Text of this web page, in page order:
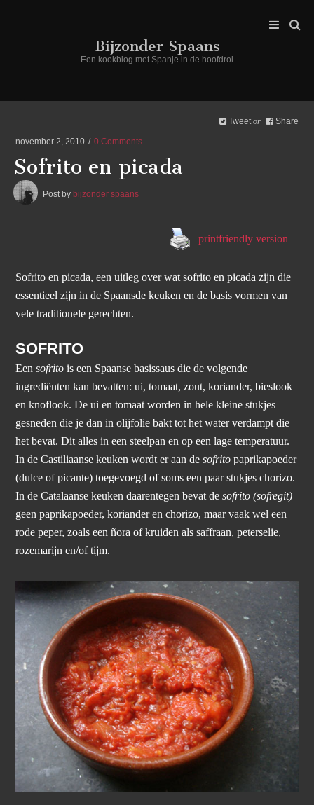
Bijzonder Spaans
Een kookblog met Spanje in de hoofdrol
Tweet or Share
november 2, 2010 0 Comments
Sofrito en picada
Post by bijzonder spaans
printfriendly version
Sofrito en picada, een uitleg over wat sofrito en picada zijn die
essentieel zijn in de Spaansde keuken en de basis vormen van
vele traditionele gerechten.
SOFRITO
Eensofrito is een Spaanse basissaus die de volgende
ingrediënten kan bevatten: ui, tomaat, zout, koriander, bieslook
en knoflook. De ui en tomaat worden in hele kleine stukjes
gesneden die je dan in olijfolie bakt tot het water verdampt die
het bevat. Dit alles in een steelpan en op een lage temperatuur.
In de Castiliaanse keuken wordt er aan desofrito paprikapoeder
(dulce of picante) toegevoegd of soms een paar stukjes chorizo.
In de Catalaanse keuken daarentegen bevat de sofrito (sofregit)
geen paprikapoeder, koriander en chorizo, maar vaak wel een
rode peper, zoals een ñora of kruiden als saffraan, peterselie,
rozemarijn en/of tijm.